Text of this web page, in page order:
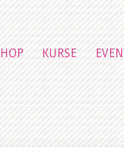
KURSE